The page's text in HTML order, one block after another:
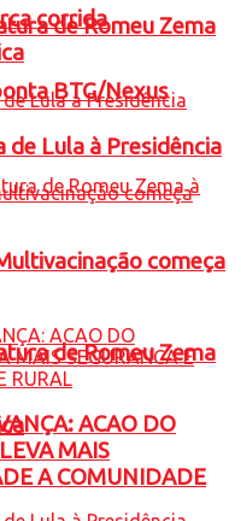
corrida
BTG/Nexus
de Romeu Zema
de Romeu Zema
Lula à Presidência
começa
ACAO DO
MAIS
A COMUNIDADE